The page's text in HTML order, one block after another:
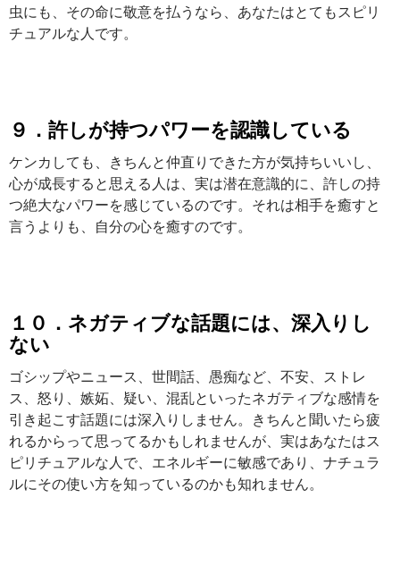
虫にも、その命に敬意を払うなら、あなたはとてもスピリ
チュアルな人です。
９．許しが持つパワーを認識している
ケンカしても、きちんと仲直りできた方が気持ちいいし、
心が成長すると思える人は、実は潜在意識的に、許しの持
つ絶大なパワーを感じているのです。それは相手を癒すと
言うよりも、自分の心を癒すのです。
１０．ネガティブな話題には、深入りし
ない
ゴシップやニュース、世間話、愚痴など、不安、ストレ
ス、怒り、嫉妬、疑い、混乱といったネガティブな感情を
引き起こす話題には深入りしません。きちんと聞いたら疲
れるからって思ってるかもしれませんが、実はあなたはス
ピリチュアルな人で、エネルギーに敏感であり、ナチュラ
ルにその使い方を知っているのかも知れません。